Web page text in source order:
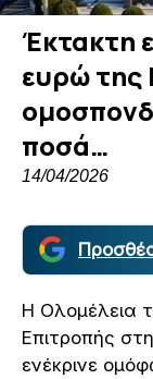
Έκτακτη
ευρώ της
ποσά…
14/04/2026
Η Ολομέλεια
Επιτροπής
ενέκρινε